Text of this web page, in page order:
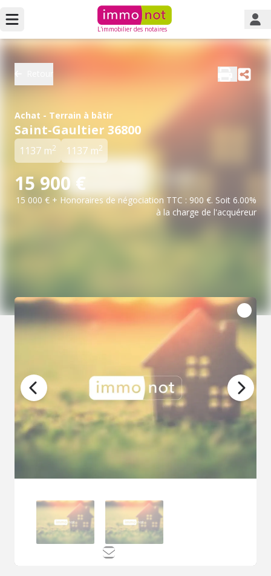
L'immobilier des notaires
Achat - Terrain à bâtir
Saint-Gaultier 36800
1137 m2 1137 m2
15 900 €
15 000 € + Honoraires de négociation TTC : 900 €. Soit 6.00%
à la charge de l'acquéreur